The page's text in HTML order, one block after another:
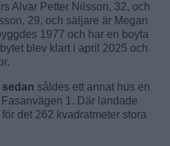
Alvar Petter Nilsson, 32, och
29, och säljare är Megan
1977 och har en boyta
blev klart i april 2025 och
sedan såldes ett annat hus en
1. Där landade
det 262 kvadratmeter stora